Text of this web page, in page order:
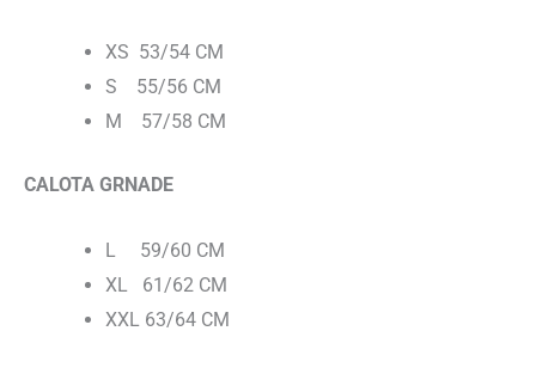
XS 53/54 CM
S 55/56 CM
M 57/58 CM
CALOTA GRNADE
L 59/60 CM
XL 61/62 CM
XXL 63/64 CM